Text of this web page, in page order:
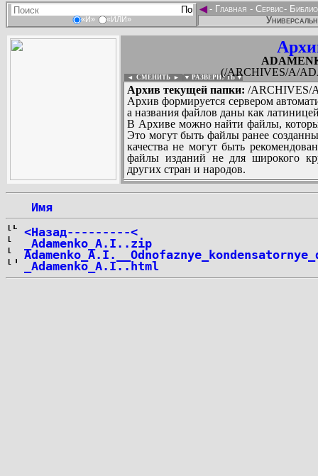
«И» «ИЛИ»
◄- Главная - Сервис-
(/ARCHIVES/A/
◄ СМЕНИТЬ ► ▼ РАЗВЕРНУТЬ ▼
Архив текущей папки: /ARCHIVES/
Архив формируется сервером
а названия файлов даны как
В Архиве можно найти файлы,
Это могут быть файлы ранее
качества не могут быть
файлы изданий не для широкого
других стран и народов.
Имя
<Назад---------<
_Adamenko_A.I..zip
_Adamenko_A.I..html